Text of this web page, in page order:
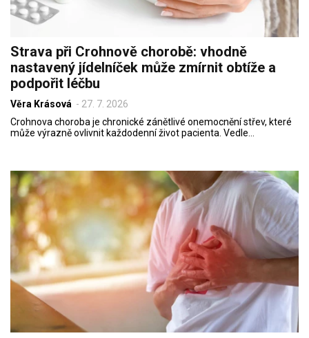
Strava při Crohnově chorobě: vhodně
nastavený jídelníček může zmírnit obtíže a
podpořit léčbu
Věra Krásová - 27. 7. 2026
Crohnova choroba je chronické zánětlivé onemocnění střev, které
může výrazně ovlivnit každodenní život pacienta. Vedle…